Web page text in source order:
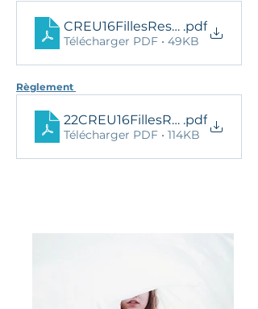
CREU16FillesResDef.pdf
Télécharger PDF • 49KB
Règlement
22CREU16FillesRèglement
.pdf
Télécharger PDF • 114KB